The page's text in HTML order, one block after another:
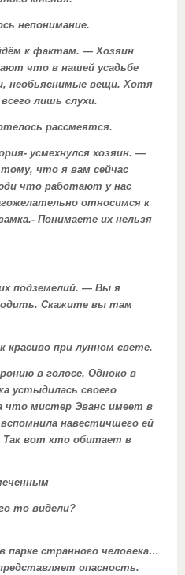
непонимание.
к фактам. — Хозяин
что в нашей усадьбе
необьяснимые вещи. Хотя
лишь слухи.
рассмеятся.
усмехнулся хозяин. —
что я вам сейчас
что работают у нас
относимся к
Понимаете их нельзя
подземелий. — Вы я
Скажите вы там
при лунном свете.
в голосе. Одноко в
устыдилась своего
что мистер Эванс имеет в
навестичшего ей
Так вот кто обитает в
то видели?
парке странного человека…
опасность.